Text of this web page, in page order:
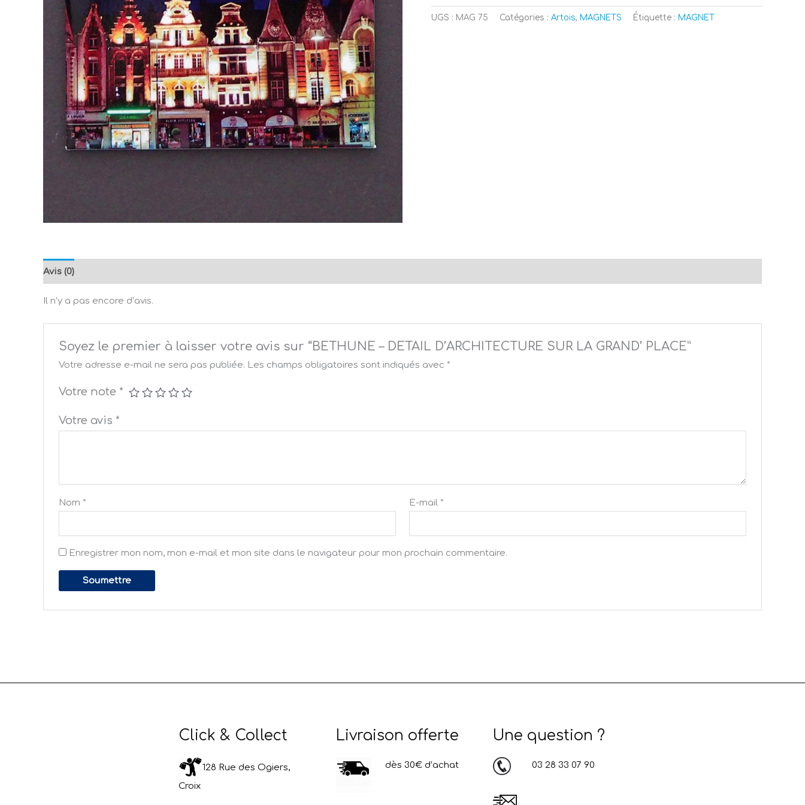
UGS : MAG 75 Catégories : Artois, MAGNETS Étiquette : MAGNET
Avis (0)
Il n’y a pas encore d’avis.
Soyez le premier à laisser votre avis sur “BETHUNE – DETAIL D’ARCHITECTURE SUR LA GRAND’ PLACE”
Votre adresse e-mail ne sera pas publiée. Les champs obligatoires sont indiqués avec *
Votre note *
Votre avis *
Nom * E-mail *
Enregistrer mon nom, mon e-mail et mon site dans le navigateur pour mon prochain commentaire.
Click & Collect
128 Rue des Ogiers,
Croix
Livraison offerte
dès 30€ d’achat
Une question ?
03 28 33 07 90